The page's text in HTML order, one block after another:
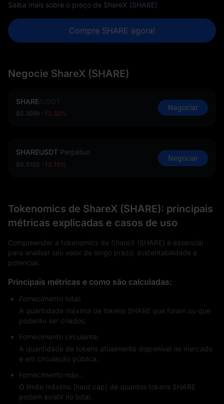
Saiba mais sobre o preço de ShareX (SHARE)
Compre SHARE agora!
Negocie ShareX (SHARE)
SHARE
$0.3099 -12.33%
Negociar
SHAREUSDT Perpétuo
$0.3102 -13.15%
Negociar
Tokenomics de ShareX (SHARE): principais
métricas explicadas e casos de uso
Compreender a tokenomics de ShareX (SHARE) é essencial
para analisar seu valor de longo prazo, sustentabilidade e
potencial.
Principais métricas e como são calculadas:
Fornecimento total:
A quantidade máxima de tokens SHARE que foram ou que
poderão ser criados.
Fornecimento circulante:
A quantidade de tokens atualmente disponível no mercado
e em circulação pública.
Fornecimento máx.:
O limite máximo (hard cap) de quantos tokens SHARE
podem existir no total.